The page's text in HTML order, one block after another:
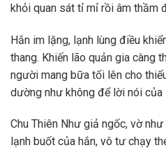
khỏi quan sát tỉ mỉ rồi âm thầm
Hắn im lặng, lạnh lùng điều
thang. Khiến lão quản gia càng
người mang bữa tối lên cho
dường như không để lời nói của
Chu Thiên Như giả ngốc, vờ
lạnh buốt của hắn, vô tư chạy